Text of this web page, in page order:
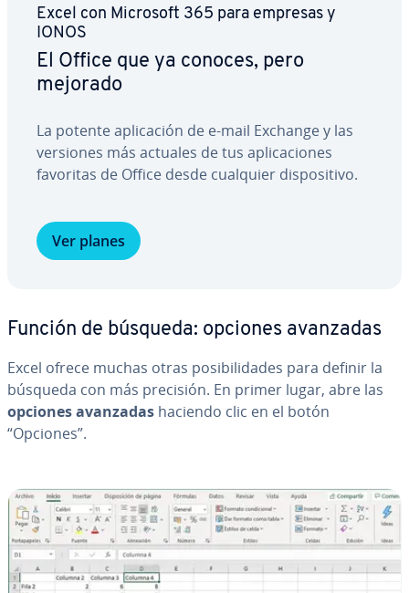
Excel con Microsoft 365 para empresas y
IONOS
El Office que ya conoces, pero
mejorado
La potente apli­ca­ción de e-mail Exchange y las
versiones más actuales de tus apli­ca­cio­nes
favoritas de Office desde cualquier di­s­po­si­ti­vo.
Ver planes
Función de búsqueda: opciones avanzadas
Excel ofrece muchas otras po­si­bi­li­da­des para definir la
búsqueda con más precisión. En primer lugar, abre las
opciones avanzadas haciendo clic en el botón
“Opciones”.